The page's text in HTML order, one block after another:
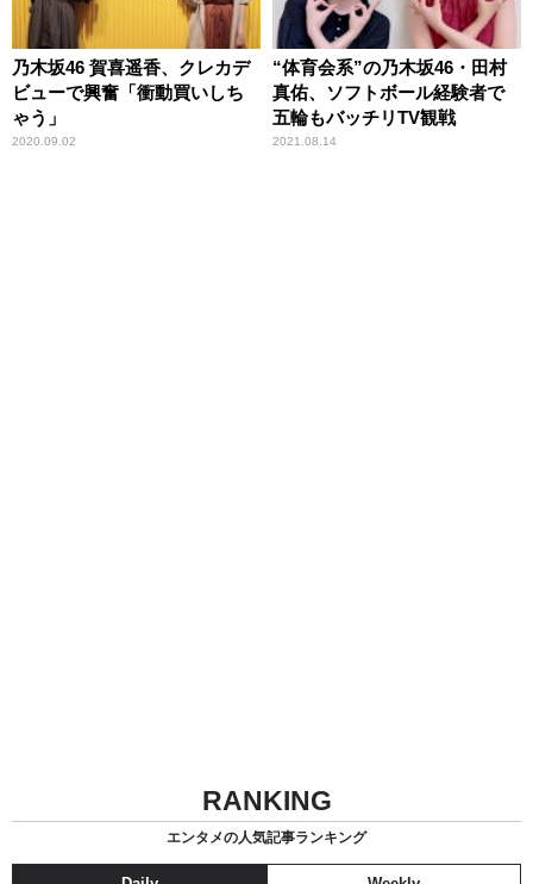
乃木坂46 賀喜遥香、クレカデ
ビューで興奮「衝動買いしち
ゃう」
2020.09.02
“体育会系”の乃木坂46・田村
真佑、ソフトボール経験者で
五輪もバッチリTV観戦
2021.08.14
RANKING
エンタメの人気記事ランキング